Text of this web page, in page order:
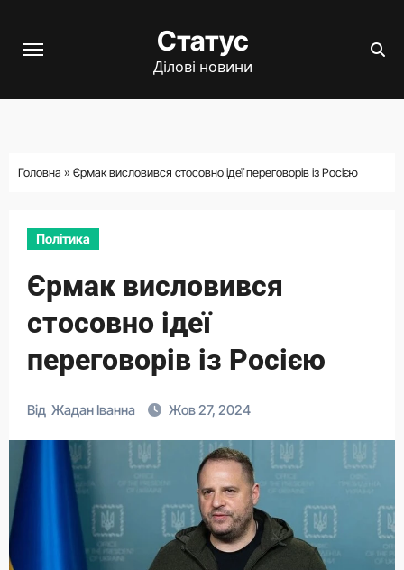
Статус
Ділові новини
Головна » Єрмак висловився стосовно ідеї переговорів із Росією
Політика
Єрмак висловився
стосовно ідеї
переговорів із Росією
Від Жадан Іванна Жов 27, 2024